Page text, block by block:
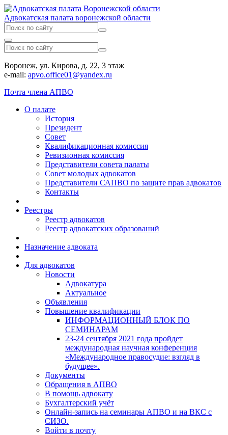
Адвокатская палата воронежской области
Воронеж, ул. Кирова, д. 22, 3 этаж
e-mail: apvo.office01@yandex.ru
Почта члена АПВО
О палате
История
Президент
Совет
Квалификационная комиссия
Ревизионная комиссия
Представители совета палаты
Совет молодых адвокатов
Представители САПВО по защите прав адвокатов
Контакты
Реестры
Реестр адвокатов
Реестр адвокатских образований
Назначение адвоката
Для адвокатов
Новости
Адвокатура
Актуальное
Объявления
Повышение квалификации
ИНФОРМАЦИОННЫЙ БЛОК ПО
СЕМИНАРАМ
23-24 сентября 2021 года пройдет
международная научная конференция
«Международное правосудие: взгляд в
будущее».
Документы
Обращения в АПВО
В помощь адвокату
Бухгалтерский учёт
Онлайн-запись на семинары АПВО и на ВКС с
СИЗО.
Войти в почту